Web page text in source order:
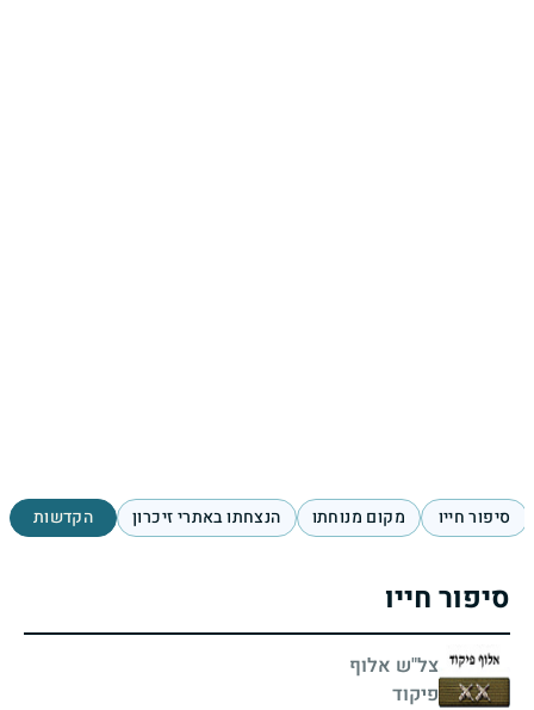
סיפור חייו מקום מנוחתו הנצחתו באתרי זיכרון הקדשות
סיפור חייו
צל"ש אלוף
פיקוד